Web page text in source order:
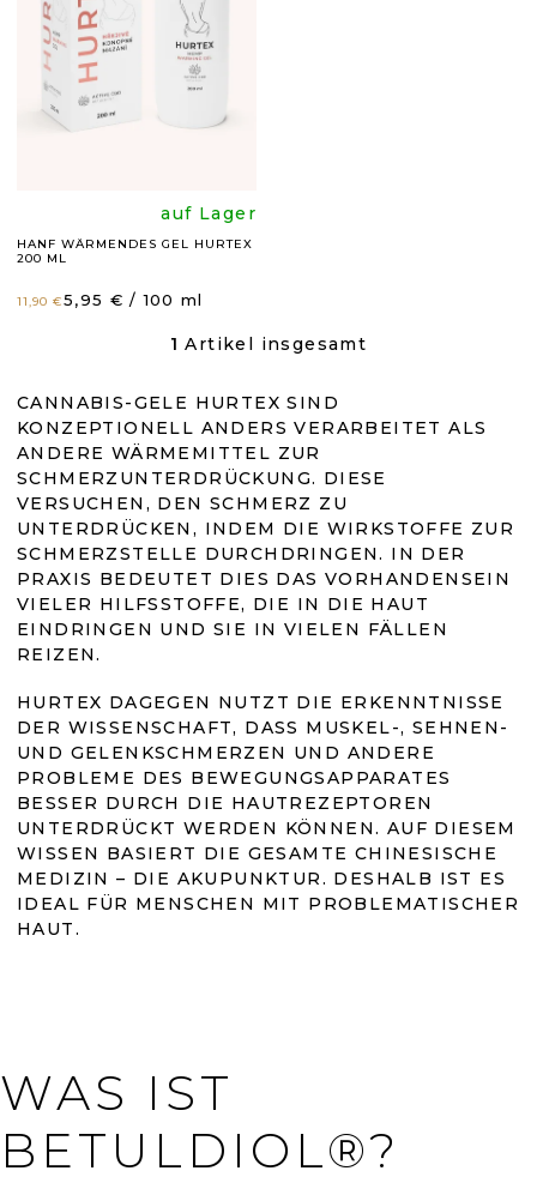
D
R
O
T
E
HANF WÄRMENDES GEL HURTEX
200 ML
Die
ist
5,0
von
5
Sternen.
auf Lager
11,90 € Verkaufspreis:
5,95 € / 100 ml
S
E
U
E
R
E
L
E
M
E
N
T
E
R
L
I
S
T
E
1 Artikel insgesamt
CANNABIS-GELE HURTEX SIND
KONZEPTIONELL ANDERS VERARBEITET ALS
ANDERE WÄRMEMITTEL ZUR
SCHMERZUNTERDRÜCKUNG. DIESE
VERSUCHEN, DEN SCHMERZ ZU
UNTERDRÜCKEN, INDEM DIE WIRKSTOFFE ZUR
SCHMERZSTELLE DURCHDRINGEN. IN DER
PRAXIS BEDEUTET DIES DAS VORHANDENSEIN
VIELER HILFSSTOFFE, DIE IN DIE HAUT
EINDRINGEN UND SIE IN VIELEN FÄLLEN
REIZEN.
HURTEX DAGEGEN NUTZT DIE ERKENNTNISSE
DER WISSENSCHAFT, DASS MUSKEL-, SEHNEN-
UND GELENKSCHMERZEN UND ANDERE
PROBLEME DES BEWEGUNGSAPPARATES
BESSER DURCH DIE HAUTREZEPTOREN
UNTERDRÜCKT WERDEN KÖNNEN. AUF DIESEM
WISSEN BASIERT DIE GESAMTE CHINESISCHE
MEDIZIN – DIE AKUPUNKTUR. DESHALB IST ES
IDEAL FÜR MENSCHEN MIT PROBLEMATISCHER
HAUT.
WAS IST
BETULDIOL®?